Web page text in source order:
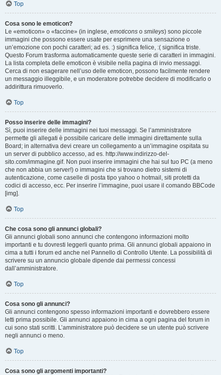
Top
Cosa sono le emoticon?
Le «emoticon» o «faccine» (in inglese, emoticons o smileys) sono piccole
immagini che possono essere usate per esprimere una sensazione o
un’emozione con pochi caratteri; ad es. :) significa felice, :( significa triste.
Questo Forum trasforma automaticamente queste serie di caratteri in immagini.
La lista completa delle emoticon è visibile nella pagina di invio messaggi.
Cerca di non esagerare nell’uso delle emoticon, possono facilmente rendere
un messaggio illeggibile, e un moderatore potrebbe decidere di modificarlo o
addirittura rimuoverlo.
Top
Posso inserire delle immagini?
Sì, puoi inserire delle immagini nei tuoi messaggi. Se l’amministratore
permette gli allegati è possibile caricare delle immagini direttamente sulla
Board; in alternativa devi creare un collegamento a un’immagine ospitata su
un server di pubblico accesso, ad es. http://www.indirizzo-del-
sito.com/immagine.gif. Non puoi inserire immagini che hai sul tuo PC (a meno
che non abbia un server!) o immagini che si trovano dietro sistemi di
autenticazione, come caselle di posta tipo yahoo o hotmail, siti protetti da
codici di accesso, ecc. Per inserire l’immagine, puoi usare il comando BBCode
[img].
Top
Che cosa sono gli annunci globali?
Gli annunci globali sono annunci che contengono informazioni molto
importanti e tu dovresti leggerli quanto prima. Gli annunci globali appaiono in
cima a tutti i forum ed anche nel Pannello di Controllo Utente. La possibilità di
scrivere su un annuncio globale dipende dai permessi concessi
dall’amministratore.
Top
Cosa sono gli annunci?
Gli annunci contengono spesso informazioni importanti e dovrebbero essere
letti prima possibile. Gli annunci appaiono in cima a ogni pagina del forum in
cui sono stati scritti. L’amministratore può decidere se un utente può scrivere
negli annunci o meno.
Top
Cosa sono gli argomenti importanti?